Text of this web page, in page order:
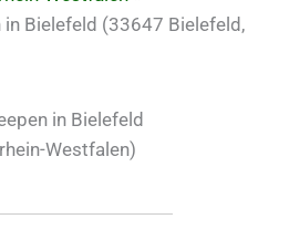
Bielefeld (33647 Bielefeld,
in Bielefeld
Westfalen)